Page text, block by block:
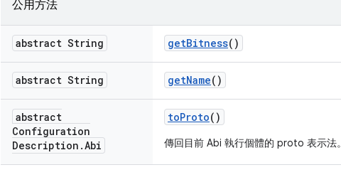
公用方法
abstract String getBitness()
abstract String getName()
abstract
Configuration
Description .Abi
toProto()
傳回目前 Abi 執行個體的 proto 表示法。